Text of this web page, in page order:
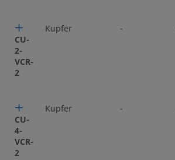
CU-
2-
VCR-
2
Kupfer -
CU-
4-
VCR-
2
Kupfer -